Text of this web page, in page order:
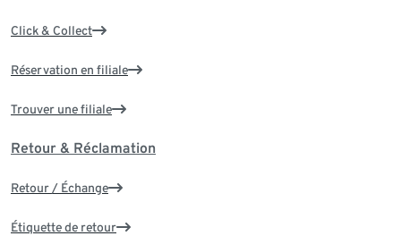
Click & Collect
Réservation en filiale
Trouver une filiale
Retour & Réclamation
Retour / Échange
Étiquette de retour